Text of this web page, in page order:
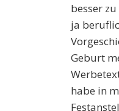
besser
ja
Geburt
habe in